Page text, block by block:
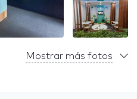
Mostrar más fotos